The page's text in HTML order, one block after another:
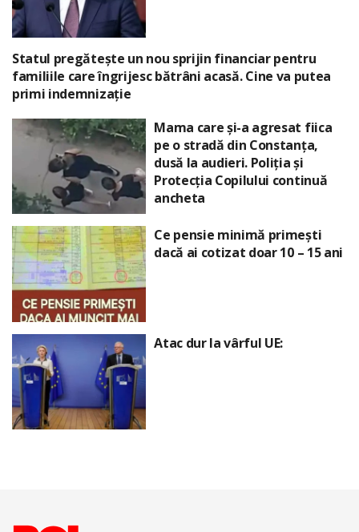
Statul pregătește un nou sprijin financiar pentru
familiile care îngrijesc bătrâni acasă. Cine va putea
primi indemnizație
Mama care și-a agresat fiica
pe o stradă din Constanța,
dusă la audieri. Poliția și
Protecția Copilului continuă
ancheta
Ce pensie minimă primești
dacă ai cotizat doar 10 – 15 ani
Atac dur la vârful UE: